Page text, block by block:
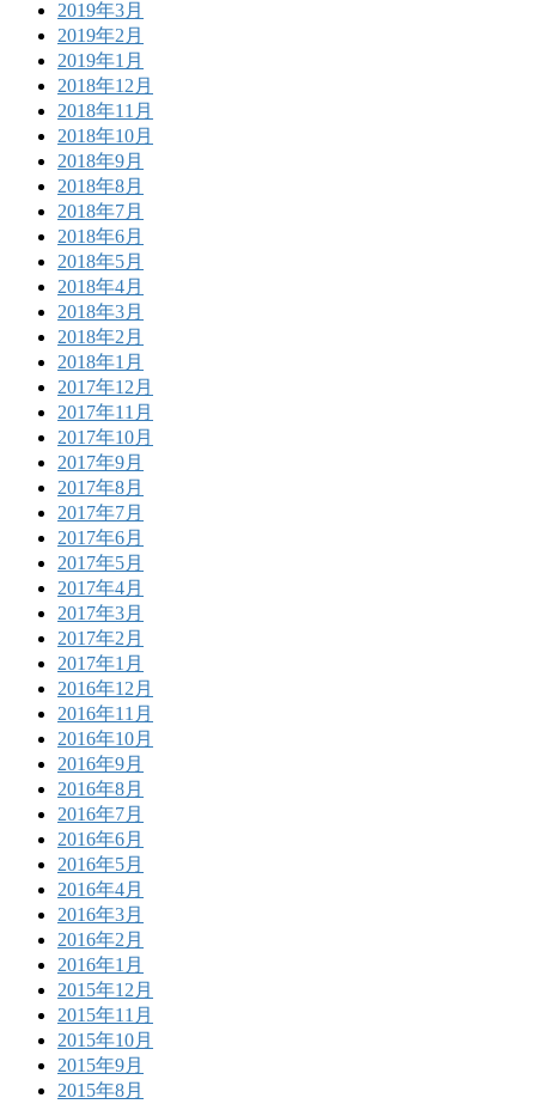
2019年3月
2019年2月
2019年1月
2018年12月
2018年11月
2018年10月
2018年9月
2018年8月
2018年7月
2018年6月
2018年5月
2018年4月
2018年3月
2018年2月
2018年1月
2017年12月
2017年11月
2017年10月
2017年9月
2017年8月
2017年7月
2017年6月
2017年5月
2017年4月
2017年3月
2017年2月
2017年1月
2016年12月
2016年11月
2016年10月
2016年9月
2016年8月
2016年7月
2016年6月
2016年5月
2016年4月
2016年3月
2016年2月
2016年1月
2015年12月
2015年11月
2015年10月
2015年9月
2015年8月